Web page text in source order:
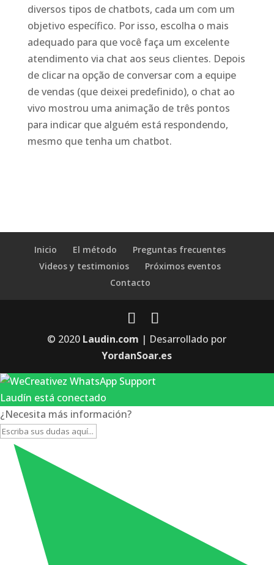
diversos tipos de chatbots, cada um com um
objetivo específico. Por isso, escolha o mais
adequado para que você faça um excelente
atendimento via chat aos seus clientes. Depois
de clicar na opção de conversar com a equipe
de vendas (que deixei predefinido), o chat ao
vivo mostrou uma animação de três pontos
para indicar que alguém está respondendo,
mesmo que tenha um chatbot.
Inicio El método
Preguntas frecuentes
Videos y testimonios
Próximos eventos
Contacto
© 2020 Laudin.com | Desarrollado por
YordanSoar.es
Laudín está conectado
¿Necesita más información?